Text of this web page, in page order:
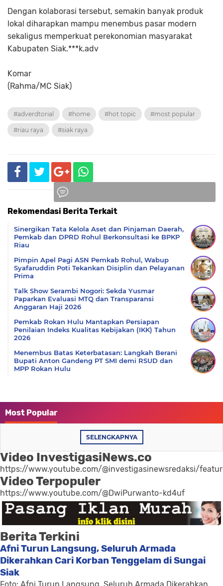
Dengan kolaborasi tersebut, semakin banyak produk
lokal diharapkan mampu menembus pasar modern
sekaligus memperkuat perekonomian masyarakat
Kabupaten Siak.***k.adv
Komar
(Rahma/MC Siak)
#adverdtorial #home #hot topic #most popular
#riau raya #siak raya
Rekomendasi Berita Terkait
Sinergikan Tata Kelola Aset dan Pinjaman Daerah,
Pemkab dan DPRD Rohul Berkonsultasi ke BPKP
Riau
Pimpin Apel Pagi ASN Pemkab Rohul, Wabup
Syafaruddin Poti Tekankan Disiplin dan Pelayanan
Prima
Talk Show Serambi Nogori: Sekda Yusmar
Paparkan Evaluasi MTQ dan Transparansi
Anggaran Haji 2026
Pemkab Rokan Hulu Mantapkan Persiapan
Penilaian Indeks Kualitas Kebijakan (IKK) Tahun
2026
Menembus Batas Keterbatasan: Langkah Berani
Bupati Anton Gandeng PT SMI demi RSUD dan
MPP Rokan Hulu
Most Popular
SELENGKAPNYA
Video InvestigasiNews.co
https://www.youtube.com/@investigasinewsredaksi/
Video Terpopuler
https://www.youtube.com/@DwiPurwanto-kd4uf
Berita Terkini
Afni Turun Langsung, Seluruh Armada
Dikerahkan Cari Korban Tenggelam di Sungai
Siak